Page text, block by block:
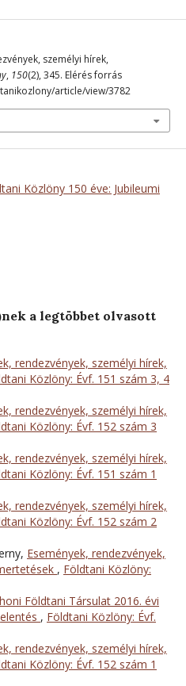
személyi hírek,
, 150(2), 345. Elérés forrás
article/view/3782
Közlöny 150 éve: Jubileumi
a legtöbbet olvasott
rendezvények, személyi hírek,
Közlöny: Évf. 151 szám 3, 4
rendezvények, személyi hírek,
Közlöny: Évf. 152 szám 3
rendezvények, személyi hírek,
Közlöny: Évf. 151 szám 1
rendezvények, személyi hírek,
Közlöny: Évf. 152 szám 2
Események, rendezvények,
, Földtani Közlöny:
Földtani Társulat 2016. évi
, Földtani Közlöny: Évf.
rendezvények, személyi hírek,
Közlöny: Évf. 152 szám 1